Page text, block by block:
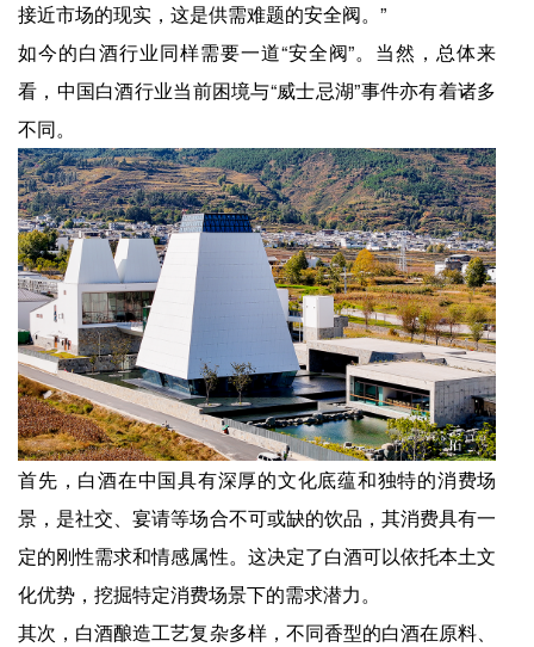
接近市场的现实，这是供需难题的安全阀。”
如今的白酒行业同样需要一道“安全阀”。当然，总体来
看，中国白酒行业当前困境与“威士忌湖”事件亦有着诸多
不同。
首先，白酒在中国具有深厚的文化底蕴和独特的消费场
景，是社交、宴请等场合不可或缺的饮品，其消费具有一
定的刚性需求和情感属性。这决定了白酒可以依托本土文
化优势，挖掘特定消费场景下的需求潜力。
其次，白酒酿造工艺复杂多样，不同香型的白酒在原料、